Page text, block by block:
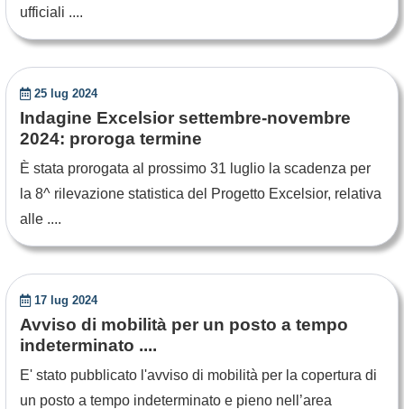
ufficiali ....
25 lug 2024
Indagine Excelsior settembre-novembre
2024: proroga termine
È stata prorogata al prossimo 31 luglio la scadenza per
la 8^ rilevazione statistica del Progetto Excelsior, relativa
alle ....
17 lug 2024
Avviso di mobilità per un posto a tempo
indeterminato ....
E' stato pubblicato l'avviso di mobilità per la copertura di
un posto a tempo indeterminato e pieno nell’area